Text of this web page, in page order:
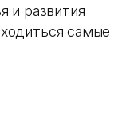
и развития
самые